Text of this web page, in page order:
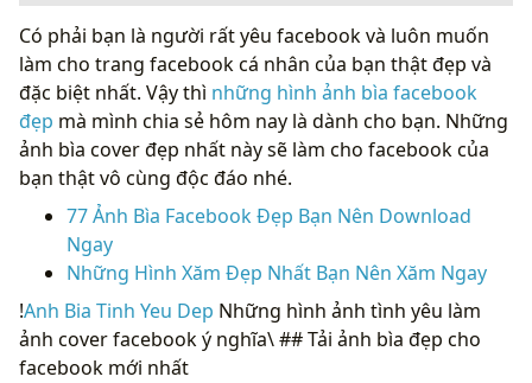
Có phải bạn là người rất yêu facebook và luôn muốn
làm cho trang facebook cá nhân của bạn thật đẹp và
đặc biệt nhất. Vậy thì những hình ảnh bìa facebook
đẹp mà mình chia sẻ hôm nay là dành cho bạn. Những
ảnh bìa cover đẹp nhất này sẽ làm cho facebook của
bạn thật vô cùng độc đáo nhé.
77 Ảnh Bìa Facebook Đẹp Bạn Nên Download
Ngay
Những Hình Xăm Đẹp Nhất Bạn Nên Xăm Ngay
!Anh Bia Tinh Yeu Dep Những hình ảnh tình yêu làm
ảnh cover facebook ý nghĩa\ ## Tải ảnh bìa đẹp cho
facebook mới nhất